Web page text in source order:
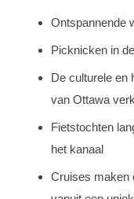
Ontspannende
Picknicken in
De culturele en
van Ottawa
Fietstochten
het kanaal
Cruises maken